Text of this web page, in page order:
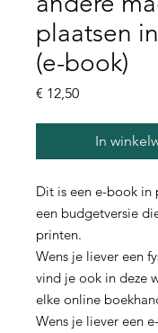
plaatsen
(e-book)
€ 12,50Prijs
In
Dit is een e-book in
een budgetversie
printen.
Wens je liever een
vind je ook in deze
elke online
Wens je liever een